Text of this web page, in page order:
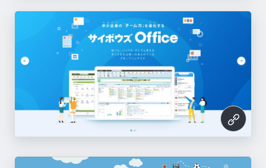
https://jp.sansan.com/
このサイトのパーツ一覧へ
このサイトのパーツ一覧へ
このサイトのパーツ一覧へ
このサイトのパーツ一覧へ
このサイトのパーツ一覧へ
https://www.zibbet.com/
このサイトのパーツ一覧へ
このサイトのパーツ一覧へ
このサイトのパーツ一覧へ
このサイトのパーツ一覧へ
https://www.taishokudaikou.com/
このサイトのパーツ一覧へ
このサイトのパーツ一覧へ
このサイトのパーツ一覧へ
このサイトのパーツ一覧へ
https://wacul-ai.com/
このサイトのパーツ一覧へ
https://syscoin.org/home
このサイトのパーツ一覧へ